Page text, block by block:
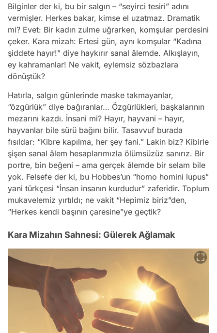
Bilginler der ki, bu bir salgın – “seyirci tesiri” adını
vermişler. Herkes bakar, kimse el uzatmaz. Dramatik
mi? Evet: Bir kadın zulme uğrarken, komşular perdesini
çeker. Kara mizah: Ertesi gün, aynı komşular “Kadına
şiddete hayır!” diye haykırır sanal âlemde. Alkışlayın,
ey kahramanlar! Ne vakit, eylemsiz sözbazlara
dönüştük?
Hatırla, salgın günlerinde maske takmayanlar,
“özgürlük” diye bağıranlar… Özgürlükleri, başkalarının
mezarını kazdı. İnsani mi? Hayır, hayvani – hayır,
hayvanlar bile sürü bağını bilir. Tasavvuf burada
fısıldar: “Kibre kapılma, her şey fani.” Lakin biz? Kibirle
şişen sanal âlem hesaplarımızla ölümsüzüz sanırız. Bir
portre, bin beğeni – ama gerçek âlemde bir selam bile
yok. Felsefe der ki, bu Hobbes’un “homo homini lupus”
yani türkçesi “İnsan insanın kurdudur” zaferidir. Toplum
mukavelemiz yırtıldı; ne vakit “Hepimiz biriz”den,
“Herkes kendi başının çaresine”ye geçtik?
Kara Mizahın Sahnesi: Gülerek Ağlamak